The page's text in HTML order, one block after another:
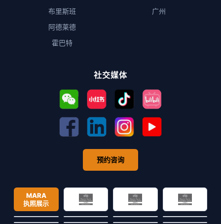
布里斯班
阿德莱德
霍巴特
广州
社交媒体
预约咨询
MARA
执照展示